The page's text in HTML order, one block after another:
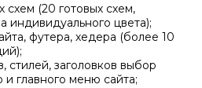
схем (20 готовых схем,
индивидуального цвета);
футера, хедера (более 10
стилей, заголовков выбор
и главного меню сайта;